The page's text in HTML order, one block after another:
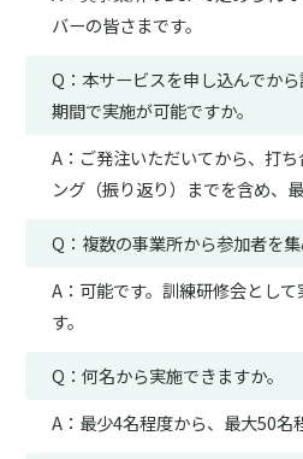
バーの皆さまです。
Q：本サービスを申し込んでか
期間で実施が可能ですか。
A：ご発注いただいてから、打
ング（振り返り）までを含め、
Q：複数の事業所から参加者を集
A：可能です。訓練研修会とし
す。
Q：何名から実施できますか。
A：最少4名程度から、最大50名